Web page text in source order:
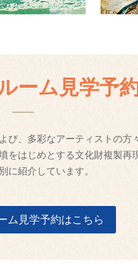
ーム見学予
び、多彩なアーティストの方
をはじめとする文化財複製再
に紹介しています。
ム見学予約はこちら